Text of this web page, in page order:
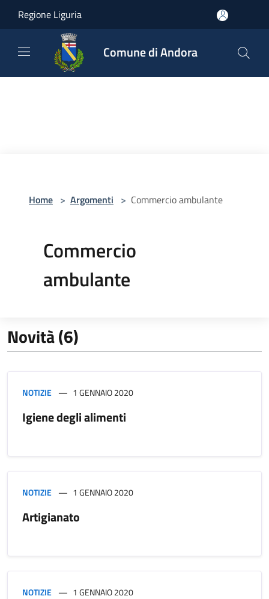
Regione Liguria
Comune di Andora
Home > Argomenti > Commercio ambulante
Commercio
ambulante
Novità (6)
NOTIZIE 1 GENNAIO 2020
Igiene degli alimenti
NOTIZIE 1 GENNAIO 2020
Artigianato
NOTIZIE 1 GENNAIO 2020